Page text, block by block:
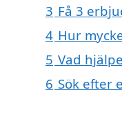
3 Få 3
4 Hur
5 Vad
6 Sök efter